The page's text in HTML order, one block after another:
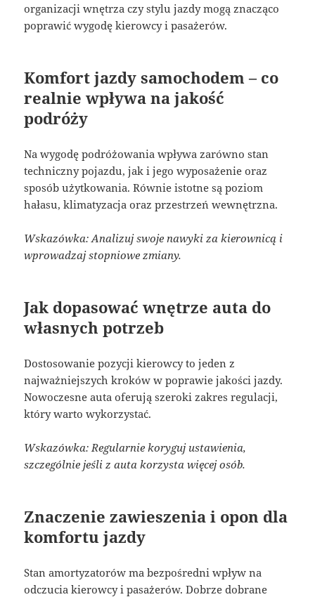
organizacji wnętrza czy stylu jazdy mogą znacząco
poprawić wygodę kierowcy i pasażerów.
Komfort jazdy samochodem – co
realnie wpływa na jakość
podróży
Na wygodę podróżowania wpływa zarówno stan
techniczny pojazdu, jak i jego wyposażenie oraz
sposób użytkowania. Równie istotne są poziom
hałasu, klimatyzacja oraz przestrzeń wewnętrzna.
Wskazówka: Analizuj swoje nawyki za kierownicą i
wprowadzaj stopniowe zmiany.
Jak dopasować wnętrze auta do
własnych potrzeb
Dostosowanie pozycji kierowcy to jeden z
najważniejszych kroków w poprawie jakości jazdy.
Nowoczesne auta oferują szeroki zakres regulacji,
który warto wykorzystać.
Wskazówka: Regularnie koryguj ustawienia,
szczególnie jeśli z auta korzysta więcej osób.
Znaczenie zawieszenia i opon dla
komfortu jazdy
Stan amortyzatorów ma bezpośredni wpływ na
odczucia kierowcy i pasażerów. Dobrze dobrane